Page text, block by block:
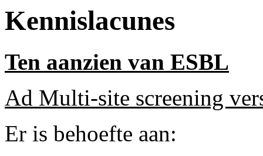
Kennislacunes
Ten aanzien van ESBL
Ad Multi-site screening
Er is behoefte aan: